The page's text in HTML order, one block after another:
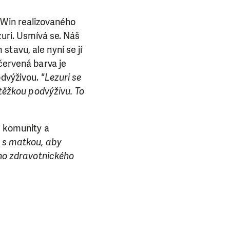
realizovaného
Usmívá se. Náš
ale nyní se jí
barva je
"Lezuri se
podvýživu. To
komunity a
matkou, aby
zdravotnického